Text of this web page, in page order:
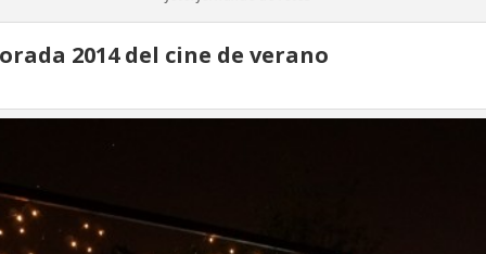
2014 del cine de verano